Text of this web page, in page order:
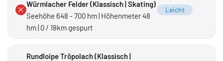
Würmlacher Felder (Klassisch | Skating)
Seehöhe 648 - 700 hm | Höhenmeter 48
hm | 0 / 18km gespurt
Leicht
Rundloipe Tröpolach (Klassisch |